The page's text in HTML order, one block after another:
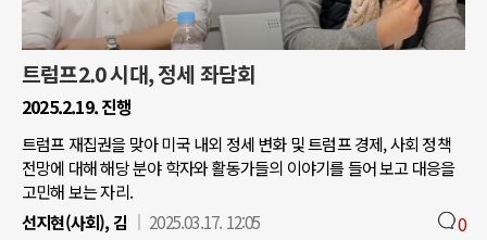
트럼프2.0 시대, 정세 좌담회
2025.2.19. 진행
트럼프 재집권을 맞아 미국 내외 정세 변화 및 트럼프 경제, 사회 정책
전망에 대해 해당 분야 학자와 활동가들의 이야기를 들어 보고 대응을
고민해 보는 자리.
선지현(사회), 김
2025.03.17. 12:05 0